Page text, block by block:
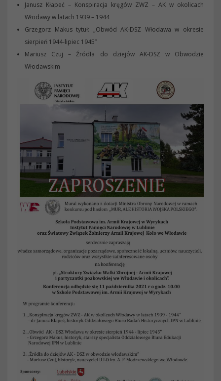
Janusz Kłapeć – Konspiracja kręgów ZWZ – AK w okolicach
Włodawy w latach 1939 – 1944
Grzegorz Makus tytuł: „Obwód AK-DSZ Włodawa w okresie
sierpień 1944-lipiec 1945”
Mariusz Czuj – Źródła do dziejów AK-DSZ w Obwodzie
Włodawskim